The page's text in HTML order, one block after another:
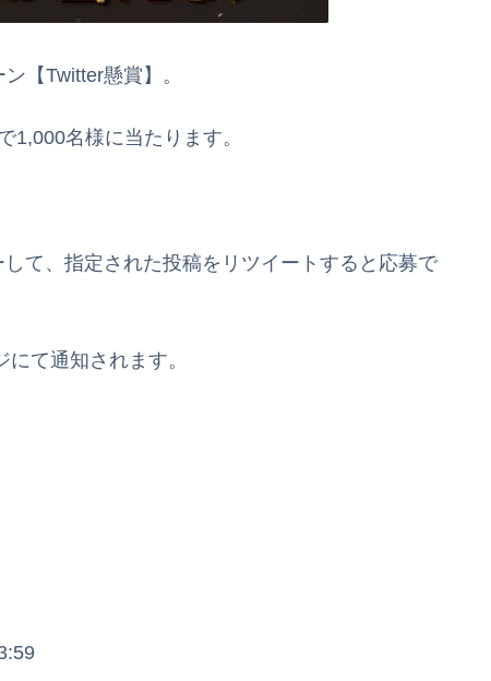
【Twitter懸賞】。
1,000名様に当たります。
て、指定された投稿をリツイートすると応募で
て通知されます。